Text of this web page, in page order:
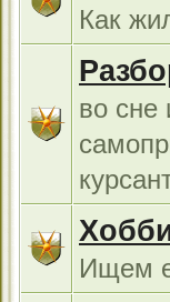
Как
во сне
Ищем